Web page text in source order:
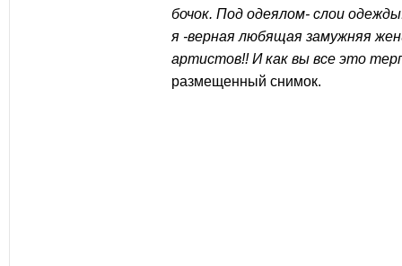
бочок. Под одеялом- слои одежды
я -верная любящая замужняя
артистов!! И как вы все это
размещенный снимок.